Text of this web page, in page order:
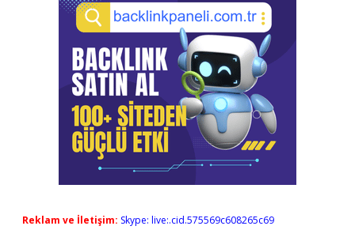
Reklam ve İletişim: Skype: live:.cid.575569c608265c69